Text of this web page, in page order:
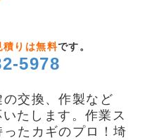
積りは無料です。
5978
交換、作製など
たします。作業ス
たカギのプロ！埼